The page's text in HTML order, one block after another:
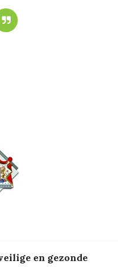
en gezonde